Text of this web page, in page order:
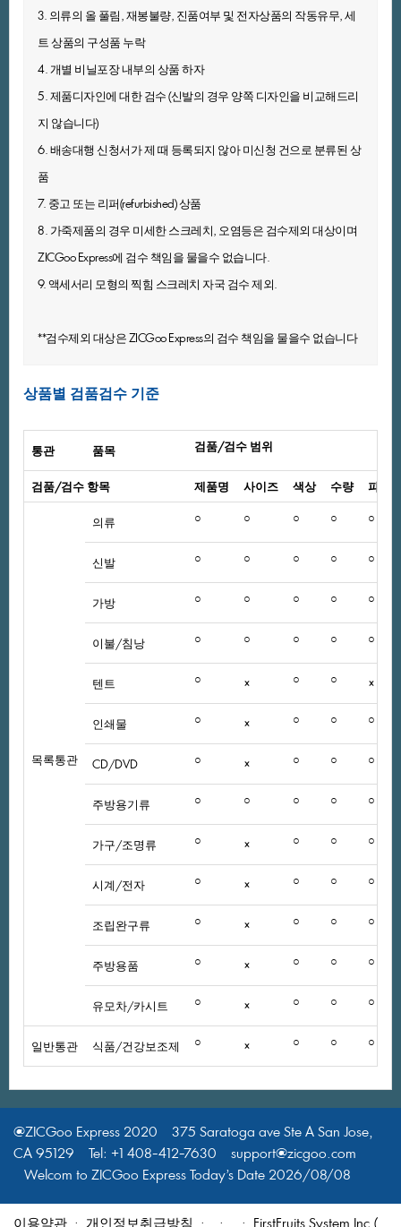
3.의류의올풀림,재봉불량,진품여부및전자상품의작동유무,세
트상품의구성품누락
4.개별비닐포장내부의상품하자
5.제품디자인에대한검수(신발의경우양쪽디자인을비교해드리
지않습니다)
6.배송대행신청서가제때등록되지않아미신청건으로분류된상
품
7.중고또는리퍼(refurbished)상품
8.가죽제품의경우미세한스크레치,오염등은검수제외대상이며
ZICGooExpress에검수책임을물을수없습니다.
9.액세서리모형의찍힘스크레치자국검수제외.
**검수제외대상은ZICGooExpress의검수책임을물을수없습니다
상품별검품검수기준
통관 품목 검품/검수범위
검품/검수항목 제품명 사이즈 색상 수량 파손
목록통관
의류 ○ ○ ○ ○ ○
신발 ○ ○ ○ ○ ○
가방 ○ ○ ○ ○ ○
이불/침낭 ○ ○ ○ ○ ○
텐트 ○ × ○ ○ ×
인쇄물 ○ × ○ ○ ○
CD/DVD ○ × ○ ○ ○
주방용기류 ○ ○ ○ ○ ○
가구/조명류 ○ × ○ ○ ○
시계/전자 ○ × ○ ○ ○
조립완구류 ○ × ○ ○ ○
주방용품 ○ × ○ ○ ○
유모차/카시트 ○ × ○ ○ ○
일반통관 식품/건강보조제 ○ × ○ ○ ○
@ZICGooExpress2020375SaratogaaveSteASanJose,
CA95129Tel:+1408-412-7630support@zicgoo.com
WelcomtoZICGooExpressToday’sDate2026/08/08
이용약관 · 개인정보취급방침 · · ·FirstFruitsSystemInc.(